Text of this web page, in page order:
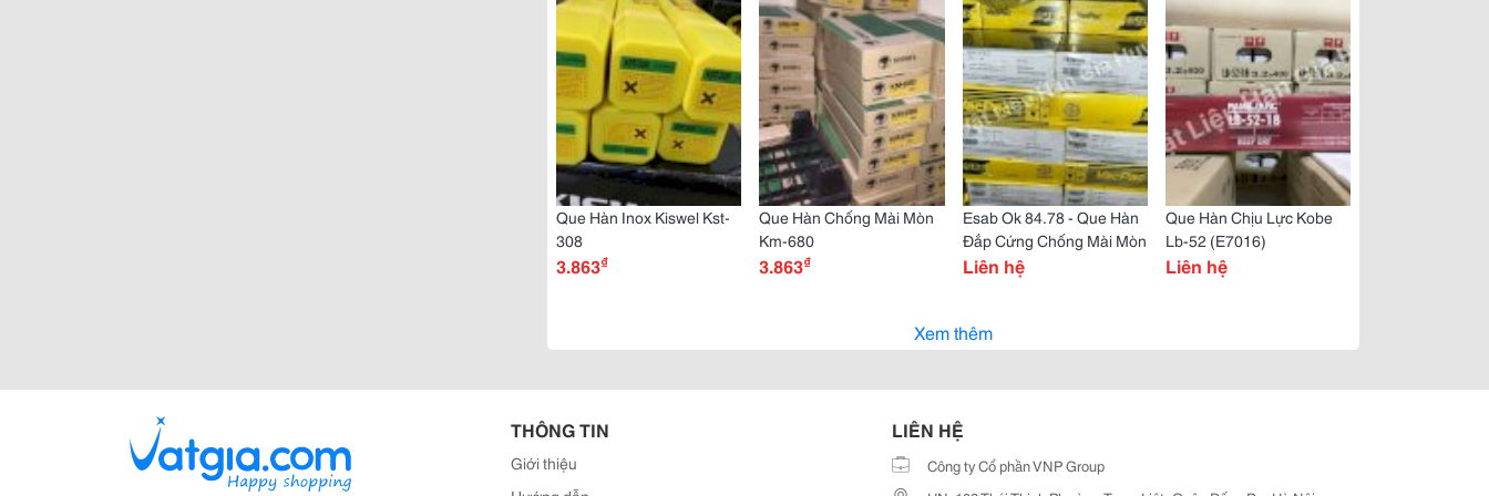
Que Hàn Inox Kiswel Kst-
308
3.863₫
Que Hàn Chống Mài Mòn
Km-680
3.863₫
Esab Ok 84.78 - Que Hàn
Đắp Cứng Chống Mài Mòn
Liên hệ
Que Hàn Chịu Lực Kobe
Lb-52 (E7016)
Liên hệ
Xem thêm
THÔNG TIN
Giới thiệu
LIÊN HỆ
Công ty Cổ phần VNP Group